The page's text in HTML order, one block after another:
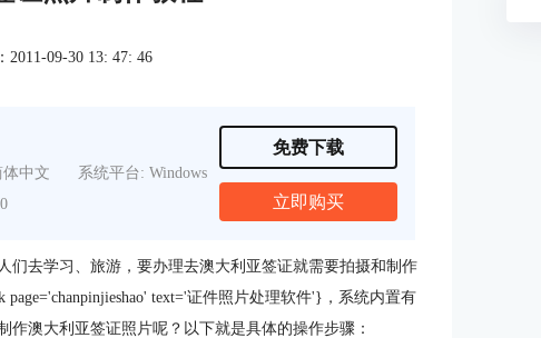
2011-09-30 13: 47: 46
中文
系统平台: Windows
免费下载
立即购买
们去学习、旅游，要办理去澳大利亚签证就需要拍摄和制作
text='证件照片处理软件'}，系统内置有
澳大利亚签证照片呢？以下就是具体的操作步骤：